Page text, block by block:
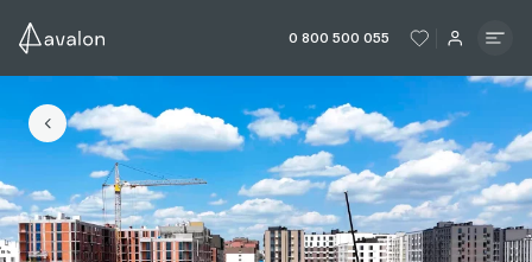
0 800 500 055 ЧИТАТИ ІСТОРІЮ
ЧИТАТИ
ЧИТАТИ ІСТОРІЮ